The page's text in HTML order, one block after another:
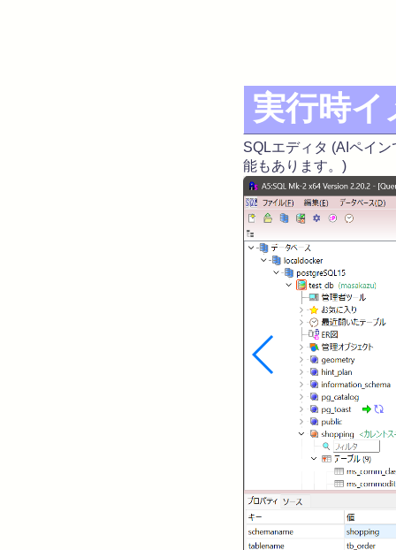
実行時イ
SQLエディタ (AIペイ
能もあります。)